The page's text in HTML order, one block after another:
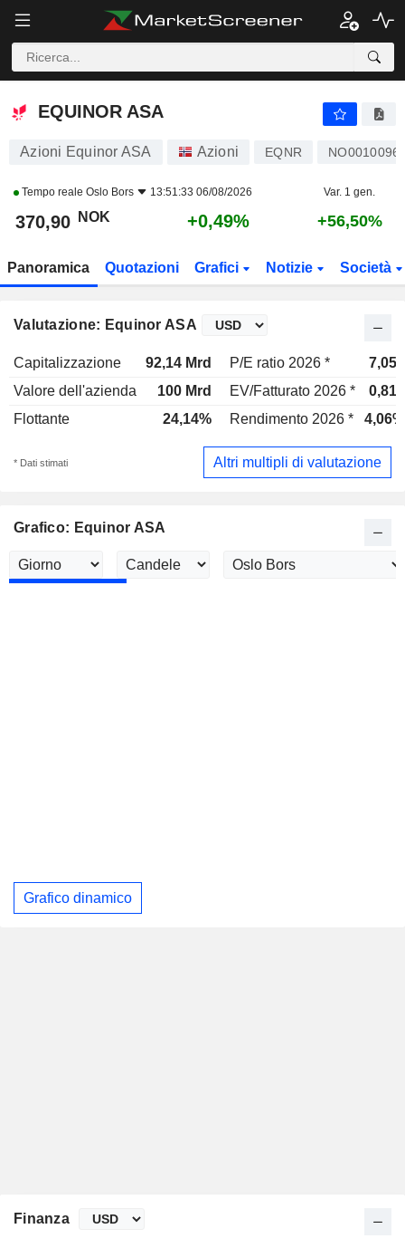
EQUINOR ASA
EQUINOR ASA
Azioni Equinor ASA Azioni EQNR
Tempo reale Oslo Bors 13:51:33 06/08/2026 Var. 1 gen.
370,90 NOK +0,49% +56,50%
Panoramica Quotazioni Grafici Notizie Società
Valutazione: Equinor ASA
Capitalizzazione 92,14 Mrd P/E ratio 2026 *
7,05x
Valore dell'azienda
100 Mrd EV/Fatturato 2026 *
0,81x
Flottante
24,14% Rendimento 2026 * 4,06%
* Dati stimati Altri multipli di valutazione
Grafico: Equinor ASA
Grafico dinamico
Finanza